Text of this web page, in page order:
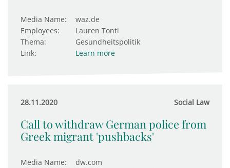
Media Name:
waz.de
Employees:
Lauren Tonti
Thema:
Gesundheitspolitik
Link:
Learn more
28.11.2020 Social Law
Call to withdraw German police from
Greek migrant 'pushbacks'
Media Name:
dw.com